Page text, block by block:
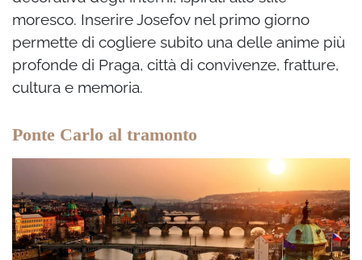
moresco. Inserire Josefov nel primo giorno
permette di cogliere subito una delle anime più
profonde di Praga, città di convivenze, fratture,
cultura e memoria.
Ponte Carlo al tramonto